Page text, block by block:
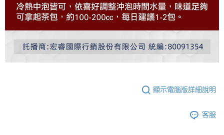
顯示電腦版詳細說明
客服